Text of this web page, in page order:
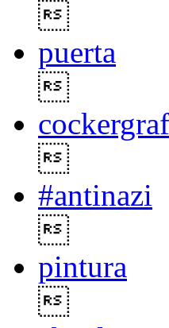
puerta
#antinazi
pintura